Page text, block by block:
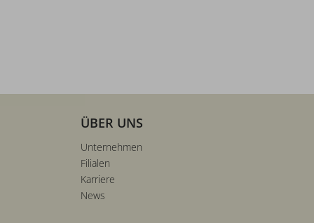
ÜBER UNS
Unternehmen
Filialen
Karriere
News